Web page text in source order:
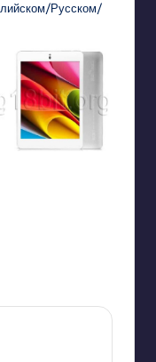
Русском/